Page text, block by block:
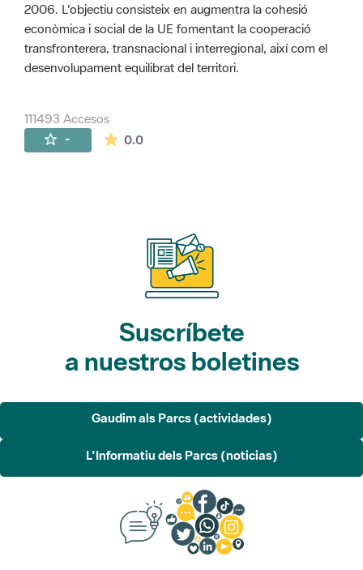
2006. L'objectiu consisteix en augmentra la cohesió
econòmica i social de la UE fomentant la cooperació
transfronterera, transnacional i interregional, així com el
desenvolupament equilibrat del territori.
111493 Accesos
- 0.0La valoración media es de 0 estrellas de
Suscríbete
a nuestros boletines
Gaudim als Parcs (actividades)
L'Informatiu dels Parcs (noticias)